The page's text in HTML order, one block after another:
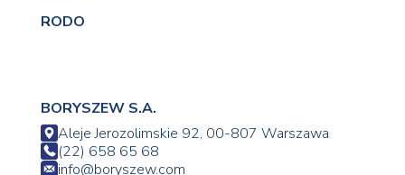
RODO
BORYSZEW S.A.
Aleje Jerozolimskie 92, 00-807 Warszawa
(22) 658 65 68
info@boryszew.com